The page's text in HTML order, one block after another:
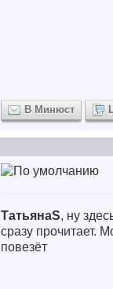
В Минюст
ТатьянаS, ну
сразу прочитает.
повезёт